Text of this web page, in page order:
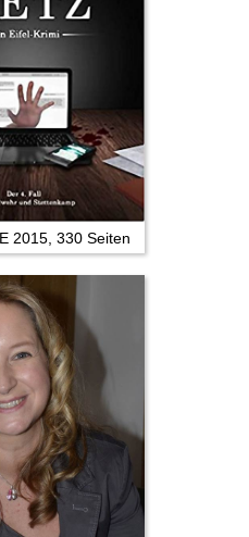
Tatorte
Gutenachtgeschichte
gedreht?
2015, 330 Seiten